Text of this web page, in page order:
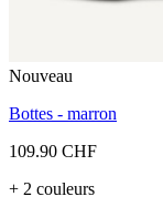
Nouveau
Bottes - marron
109.90 CHF
+ 2 couleurs